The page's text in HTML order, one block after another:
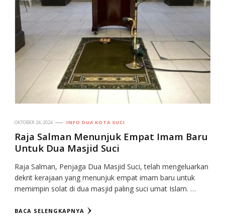
OKTOBER 24, 2024 INFO DUA KOTA SUCI
Raja Salman Menunjuk Empat Imam Baru
Untuk Dua Masjid Suci
Raja Salman, Penjaga Dua Masjid Suci, telah mengeluarkan
dekrit kerajaan yang menunjuk empat imam baru untuk
memimpin solat di dua masjid paling suci umat Islam. …
BACA SELENGKAPNYA